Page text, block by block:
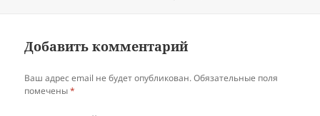
Добавить комментарий
Ваш адрес email не будет опубликован. Обязательные поля
помечены*